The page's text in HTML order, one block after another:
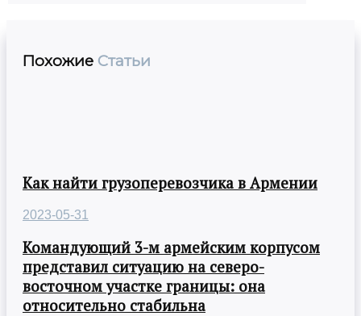
Похожие Статьи
Как найти грузоперевозчика в Армении
2023-05-31
Командующий 3-м армейским корпусом
представил ситуацию на северо-
восточном участке границы: она
относительно стабильна